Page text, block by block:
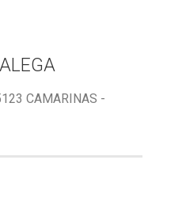
CAMARINAS -